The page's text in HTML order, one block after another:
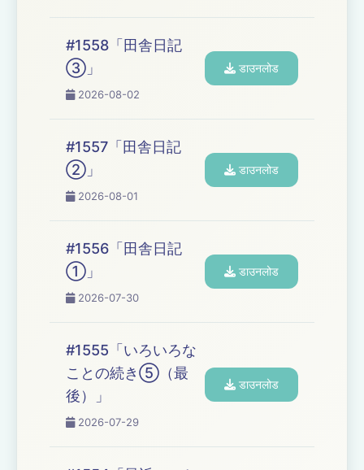
#1558「田舎日記
③」
2026-08-02
डाउनलोड
#1557「田舎日記
②」
2026-08-01
डाउनलोड
#1556「田舎日記
①」
2026-07-30
डाउनलोड
#1555「いろいろな
ことの続き⑤（最
後）」
2026-07-29
डाउनलोड